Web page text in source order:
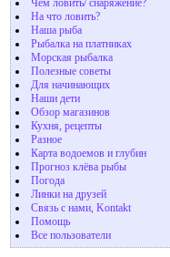
Чем ловить/ снаряжение?
На что ловить?
Наша рыба
Рыбалка на платниках
Морская рыбалка
Полезные советы
Для начинающих
Наши дети
Обзор магазинов
Кухня, рецепты
Разное
Карта водоемов и глубин
Прогноз клёва рыбы
Погода
Линки на друзей
Связь с нами, Kontakt
Помощь
Все пользователи